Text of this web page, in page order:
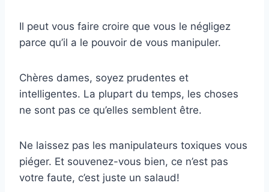
Il peut vous faire croire que vous le négligez
parce qu’il a le pouvoir de vous manipuler.
Chères dames, soyez prudentes et
intelligentes. La plupart du temps, les choses
ne sont pas ce qu’elles semblent être.
Ne laissez pas les manipulateurs toxiques vous
piéger. Et souvenez-vous bien, ce n’est pas
votre faute, c’est juste un salaud!